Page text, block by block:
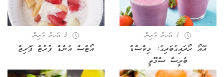
1 އަހރު ކުރިން
އޭއޯ ރޯދައިގެބަދިގެ: މިކްސްޑް
ބެރީސް ސްމޫތީ
3 އަހރު ކުރިން
އޯޓްސް އެންޑް ފުރުޓް ޕޮރިޖް